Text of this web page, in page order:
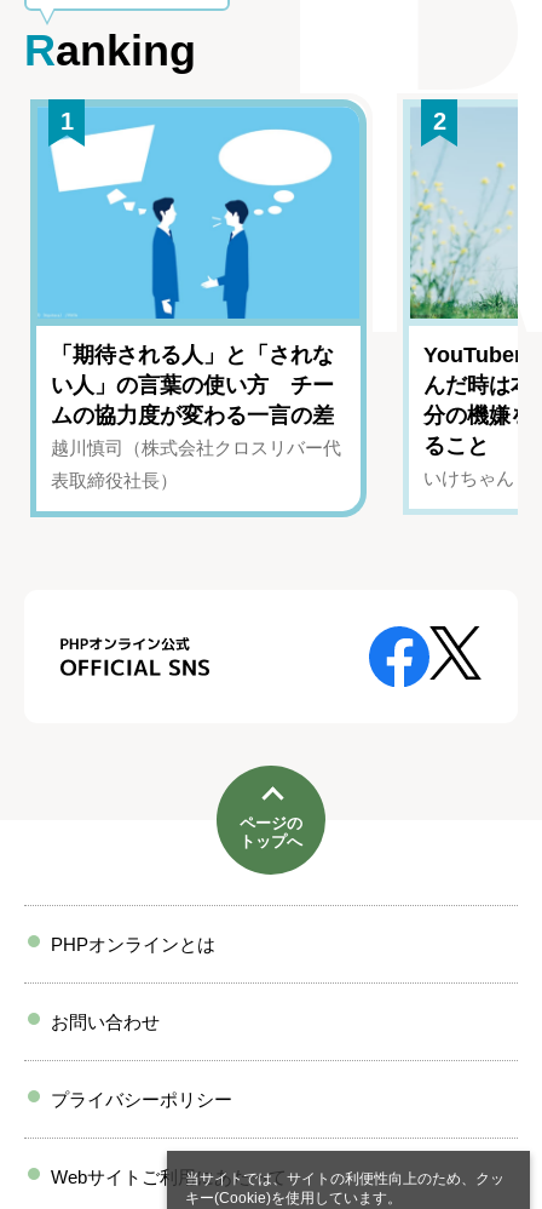
当サイトでは、サイトの利便性向上のため、クッ
キー(Cookie)を使用しています。
Ranking
1
「期待される人」と「されな
い人」の言葉の使い方 チー
ムの協力度が変わる一言の差
越川慎司（株式会社クロスリバー代
表取締役社長）
2
YouTuber
んだ時は
分の機嫌を
ること
いけちゃん（
ページの
トップへ
PHPオンラインとは
お問い合わせ
プライバシーポリシー
Webサイトご利用にあたって